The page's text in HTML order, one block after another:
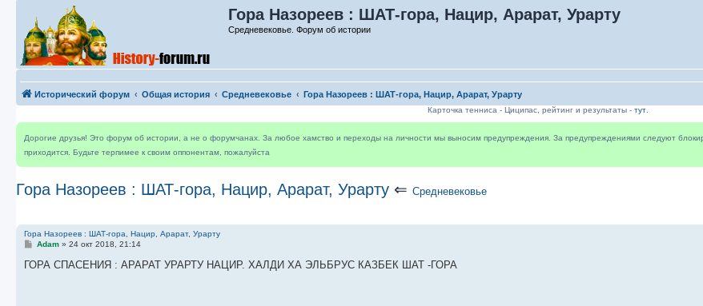
Гора Назореев : ШАТ-гора, Нацир, Арарат, Урарту
Средневековье. Форум об истории
Исторический форум Общая история Средневековье Гора Назореев : ШАТ-гора, Нацир, Арарат, Урарту
Карточка тенниса - Циципас, рейтинг и результаты - тут
Дорогие друзья! Это форум об истории, а не о форумчанах. За любое хамство и переходы на личности мы выносим предупреждения. За предупреждениями следуют
приходится. Будьте терпимее к своим оппонентам, пожалуйста
Гора Назореев : ШАТ-гора, Нацир, Арарат, Урарту ⇐ Средневековье
Гора Назореев : ШАТ-гора, Нацир, Арарат, Урарту
С
о
Adam» 24 окт 2018, 21:14
ГОРА СПАСЕНИЯ : АРАРАТ УРАРТУ НАЦИР. ХАЛДИ ХА ЭЛЬБРУС КАЗБЕК ШАТ -ГОРА